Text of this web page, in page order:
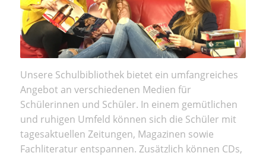
Unsere Schulbibliothek bietet ein umfangreiches
Angebot an verschiedenen Medien für
Schülerinnen und Schüler. In einem gemütlichen
und ruhigen Umfeld können sich die Schüler mit
tagesaktuellen Zeitungen, Magazinen sowie
Fachliteratur entspannen. Zusätzlich können CDs,